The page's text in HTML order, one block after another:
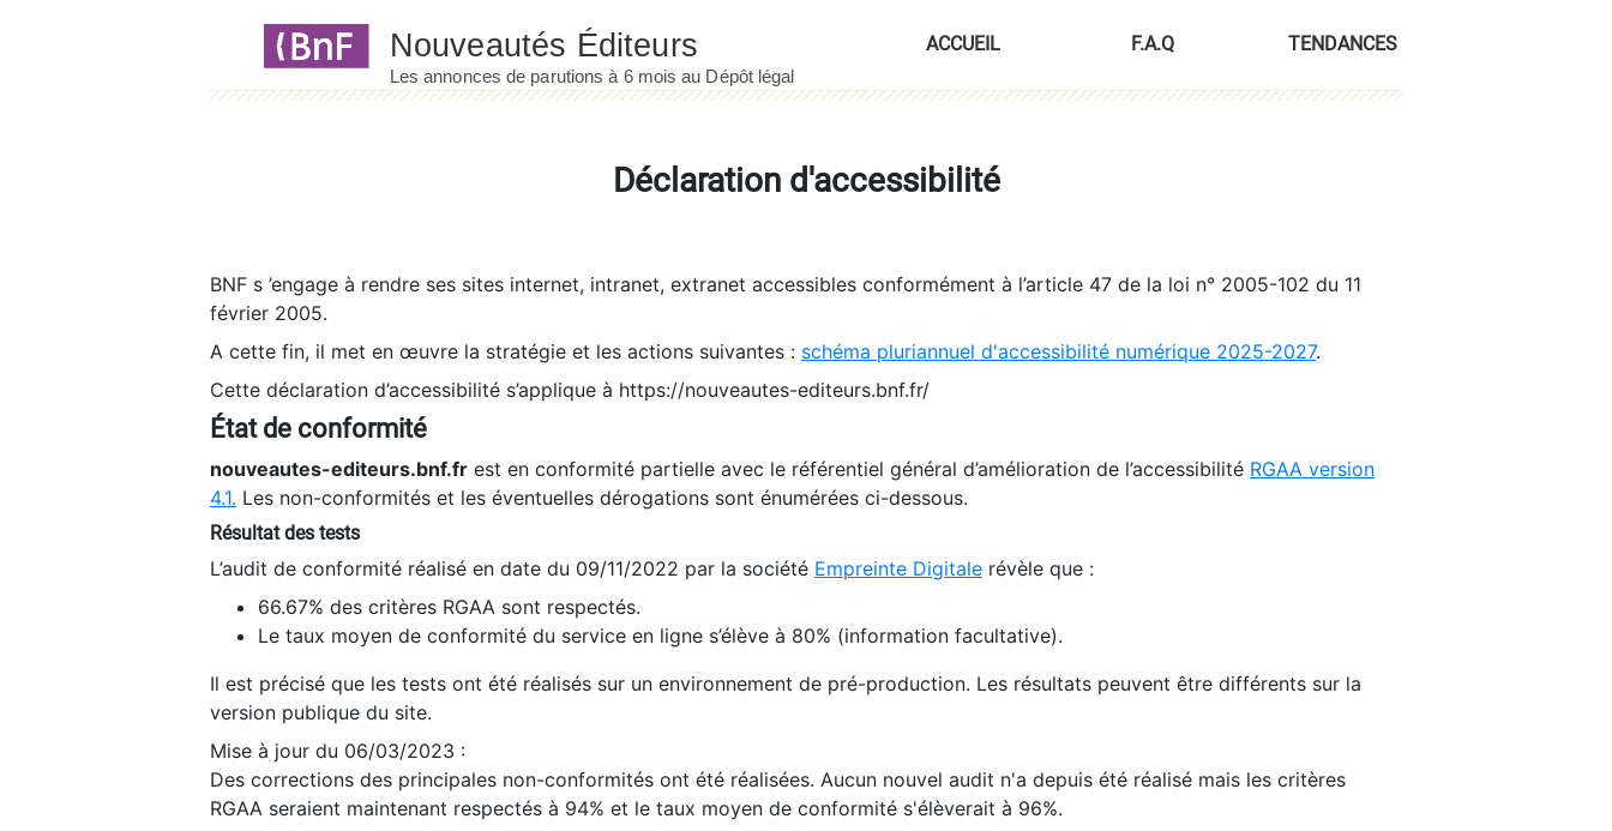
ACCUEIL F.A.Q TENDANCES
Déclaration d'accessibilité
BNF s ’engage à rendre ses sites internet, intranet, extranet accessibles conformément à l’article 47 de la loi n° 2005-102 du 11
février 2005.
A cette fin, il met en œuvre la stratégie et les actions suivantes : schéma pluriannuel d'accessibilité numérique 2025-2027.
Cette déclaration d’accessibilité s’applique à https://nouveautes-editeurs.bnf.fr/
État de conformité
nouveautes-editeurs.bnf.fr est en conformité partielle avec le référentiel général d’amélioration de l’accessibilité RGAA version
4.1. Les non-conformités et les éventuelles dérogations sont énumérées ci-dessous.
Résultat des tests
L’audit de conformité réalisé en date du 09/11/2022 par la société Empreinte Digitale révèle que :
66.67% des critères RGAA sont respectés.
Le taux moyen de conformité du service en ligne s’élève à 80% (information facultative).
Il est précisé que les tests ont été réalisés sur un environnement de pré-production. Les résultats peuvent être différents sur la
version publique du site.
Mise à jour du 06/03/2023 :
Des corrections des principales non-conformités ont été réalisées. Aucun nouvel audit n'a depuis été réalisé mais les critères
RGAA seraient maintenant respectés à 94% et le taux moyen de conformité s'élèverait à 96%.